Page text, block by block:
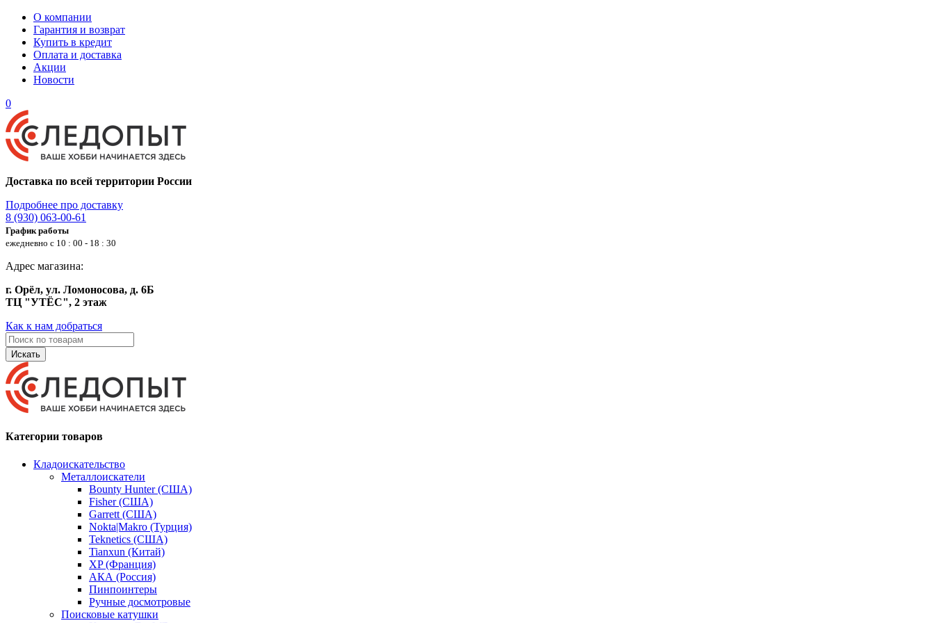
О компании
Гарантия и возврат
Купить в кредит
Оплата и доставка
Акции
Новости
0
Доставка по всей территории России
Подробнее про доставку
8 (930) 063-00-61
График работы
ежедневно с 10 : 00 - 18 : 30
Адрес магазина:
г. Орёл, ул. Ломоносова, д. 6Б
ТЦ "УТЁС", 2 этаж
Как к нам добраться
Искать
Категории товаров
Кладоискательство
Металлоискатели
Bounty Hunter (США)
Fisher (США)
Garrett (США)
Nokta|Makro (Турция)
Teknetics (США)
Tianxun (Китай)
XP (Франция)
АКА (Россия)
Пинпоинтеры
Ручные досмотровые
Поисковые катушки